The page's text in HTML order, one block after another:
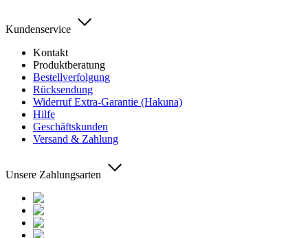
Kundenservice
Kontakt
Produktberatung
Bestellverfolgung
Rücksendung
Widerruf Extra-Garantie (Hakuna)
Hilfe
Geschäftskunden
Versand & Zahlung
Unsere Zahlungsarten